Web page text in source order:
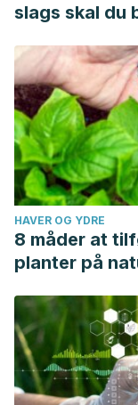
slags skal du
HAVER OG YDRE
8 måder at
planter på